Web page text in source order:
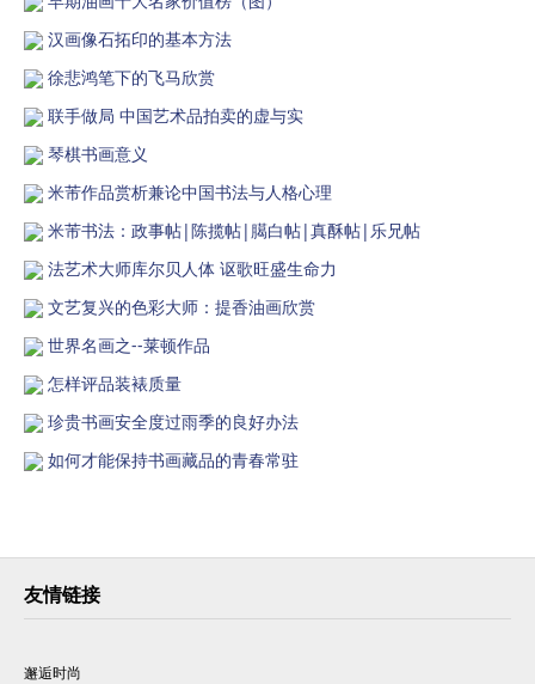
汉画像石拓印的基本方法
徐悲鸿笔下的飞马欣赏
联手做局 中国艺术品拍卖的虚与实
琴棋书画意义
米芾作品赏析兼论中国书法与人格心理
米芾书法：政事帖|陈揽帖|臈白帖|真酥帖|乐兄帖
法艺术大师库尔贝人体 讴歌旺盛生命力
文艺复兴的色彩大师：提香油画欣赏
世界名画之--莱顿作品
怎样评品装裱质量
珍贵书画安全度过雨季的良好办法
如何才能保持书画藏品的青春常驻
友情链接
邂逅时尚